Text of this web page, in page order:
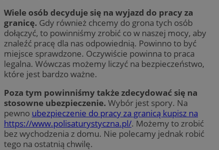
Wiele osób decyduje się na wyjazd do pracy za
granicę. Gdy również chcemy do grona tych osób
dołączyć, to powinniśmy zrobić co w naszej mocy, aby
znaleźć pracę dla nas odpowiednią. Powinno to być
miejsce sprawdzone. Oczywiście powinna to praca
legalna. Wówczas możemy liczyć na bezpieczeństwo,
które jest bardzo ważne.
Poza tym powinniśmy także zdecydować się na
stosowne ubezpieczenie. Wybór jest spory. Na
pewno ubezpieczenie do pracy za granicą kupisz na
https://www.polisaturystyczna.pl/. Możemy to zrobić
bez wychodzenia z domu. Nie polecamy jednak robić
tego na ostatnią chwilę.